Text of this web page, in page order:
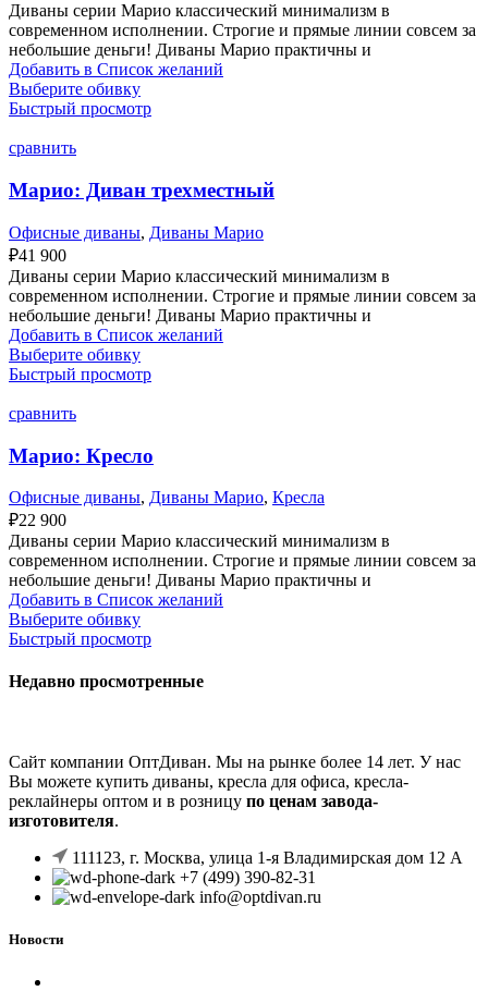
Диваны серии Марио классический минимализм в
современном исполнении. Строгие и прямые линии совсем за
небольшие деньги! Диваны Марио практичны и
Добавить в Список желаний
Выберите обивку
Быстрый просмотр
сравнить
Марио: Диван трехместный
Офисные диваны, Диваны Марио
₽41 900
Диваны серии Марио классический минимализм в
современном исполнении. Строгие и прямые линии совсем за
небольшие деньги! Диваны Марио практичны и
Добавить в Список желаний
Выберите обивку
Быстрый просмотр
сравнить
Марио: Кресло
Офисные диваны, Диваны Марио, Кресла
₽22 900
Диваны серии Марио классический минимализм в
современном исполнении. Строгие и прямые линии совсем за
небольшие деньги! Диваны Марио практичны и
Добавить в Список желаний
Выберите обивку
Быстрый просмотр
Недавно просмотренные
Сайт компании ОптДиван. Мы на рынке более 14 лет. У нас
Вы можете купить диваны, кресла для офиса, кресла-
реклайнеры оптом и в розницу по ценам завода-
изготовителя.
111123, г. Москва, улица 1-я Владимирская дом 12 А
+7 (499) 390-82-31
info@optdivan.ru
Новости